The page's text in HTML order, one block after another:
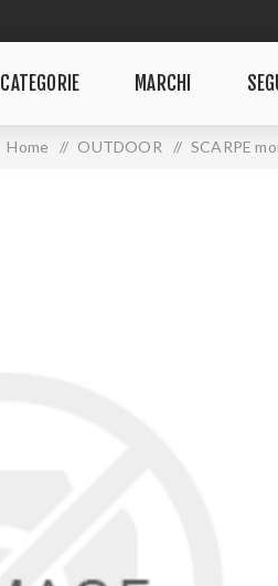
CATEGORIE MARCHI
Home / OUTDOOR / SCARPE